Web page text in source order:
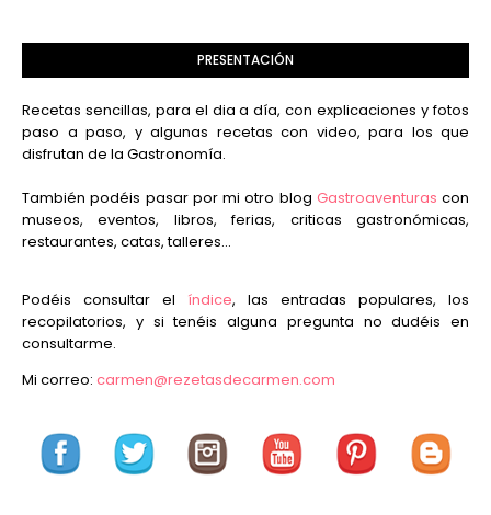
PRESENTACIÓN
Recetas sencillas, para el dia a día, con explicaciones y fotos
paso a paso, y algunas recetas con video, para los que
disfrutan de la Gastronomía.
También podéis pasar por mi otro blog Gastroaventuras con
museos, eventos, libros, ferias, criticas gastronómicas,
restaurantes, catas, talleres...
Podéis consultar el índice, las entradas populares, los
recopilatorios, y si tenéis alguna pregunta no dudéis en
consultarme.
Mi correo: carmen@rezetasdecarmen.com